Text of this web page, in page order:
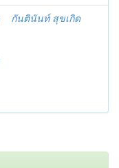
กันตินันท์ สุขเกิด